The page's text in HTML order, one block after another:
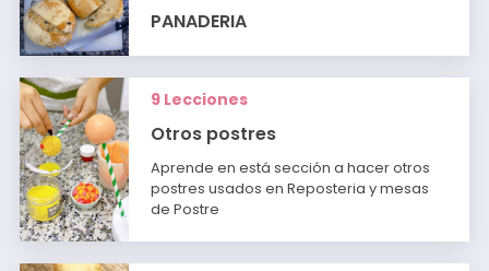
PANADERIA
9 Lecciones
Otros postres
Aprende en está sección a hacer otros
postres usados en Reposteria y mesas
de Postre